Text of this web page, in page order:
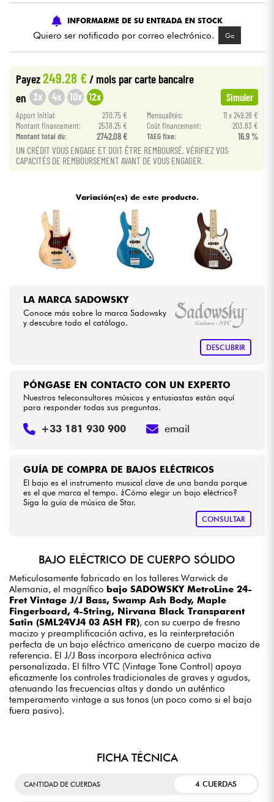
HiFi
Bundle
Ver nuestras marcas
INFORMARME DE SU ENTRADA EN STOCK
Quiero ser notificado por correo electrónico. Go
Payez249.28 € / mois par carte bancaire
en 3x 4x 10x 12x Simuler
Apport initial: 230.75 € Mensualités:
11 x 249.28 €
Montant financement:
2538.25 € Coût financement:
203.83 €
Montant total dù:
2742.08 € TAEG fixe: 16.9 %
UN CRÉDIT VOUS ENGAGE ET DOIT ÊTRE REMBOURSÉ. VÉRIFIEZ VOS
CAPACITÉS DE REMBOURSEMENT AVANT DE VOUS ENGAGER.
Variación(es) de este producto.
LA MARCA SADOWSKY
Conoce más sobre la marca Sadowsky
y descubre todo el catálogo.
DESCUBRIR
GUÍA DE COMPRA DE BAJOS ELÉCTRICOS
El bajo es el instrumento musical clave de una banda porque
es el que marca el tempo. ¿Cómo elegir un bajo eléctrico?
Siga la guía de música de Star.
CONSULTAR
PÓNGASE EN CONTACTO CON UN EXPERTO
Nuestros teleconsultores músicos y entusiastas están aquí
para responder todas sus preguntas.
+33 181 930 900 email
BAJO ELÉCTRICO DE CUERPO SÓLIDO
Meticulosamente fabricado en los talleres Warwick de
Alemania, el magnífico bajo SADOWSKY MetroLine 24-
Fret Vintage J/J Bass, Swamp Ash Body, Maple
Fingerboard, 4-String, Nirvana Black Transparent
Satin (SML24VJ4 03 ASH FR), con su cuerpo de fresno
macizo y preamplificación activa, es la reinterpretación
perfecta de un bajo eléctrico americano de cuerpo macizo de
referencia. El J/J Bass incorpora electrónica activa
personalizada. El filtro VTC (Vintage Tone Control) apoya
eficazmente los controles tradicionales de graves y agudos,
atenuando las frecuencias altas y dando un auténtico
temperamento vintage a sus tonos (un poco como si el bajo
fuera pasivo).
FICHA TÉCNICA
CANTIDAD DE CUERDAS 4 CUERDAS